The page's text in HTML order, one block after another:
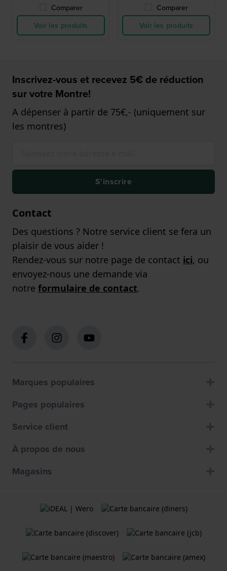
Comparer
Voir les produits
Comparer
Voir les produits
Inscrivez-vous et recevez 5€ de réduction
sur votre Montre!
A dépenser à partir de 75€,- (uniquement sur
les montres)
S'inscrire
Contact
Des questions ? Notre service client se fera un
plaisir de vous aider !
Rendez-vous sur notre page de contact ici, ou
envoyez-nous une demande via
notre formulaire de contact.
Marques populaires
Pages populaires
Service client
À propos de nous
Magasins